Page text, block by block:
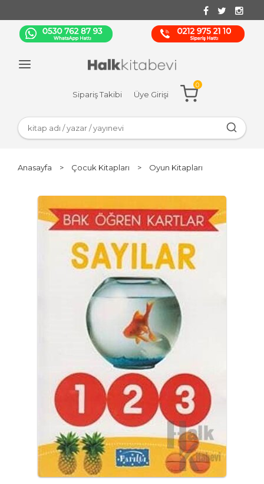
Sipariş Takibi Üye Girişi
0
Anasayfa > Çocuk Kitapları > Oyun Kitapları